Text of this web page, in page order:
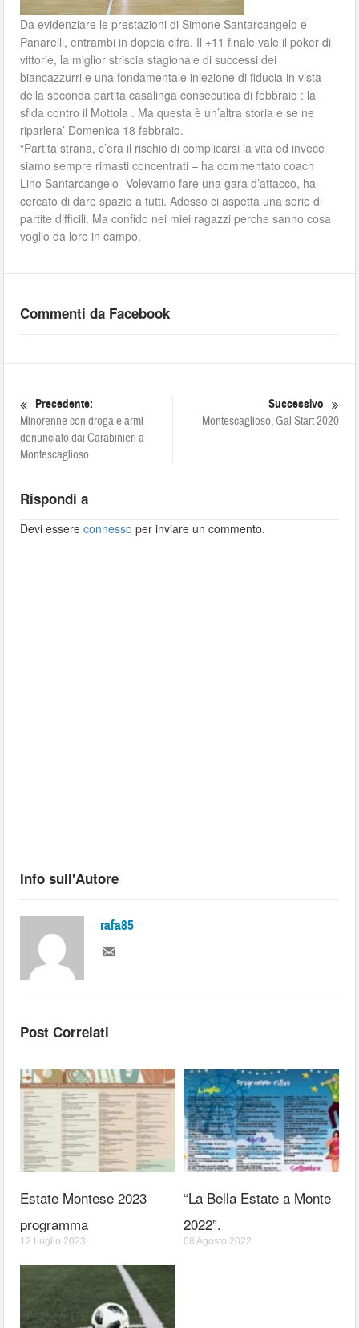
Da evidenziare le prestazioni di Simone Santarcangelo e
Panarelli, entrambi in doppia cifra. Il +11 finale vale il poker di
vittorie, la miglior striscia stagionale di successi dei
biancazzurri e una fondamentale iniezione di fiducia in vista
della seconda partita casalinga consecutica di febbraio : la
sfida contro il Mottola . Ma questa è un’altra storia e se ne
riparlera’ Domenica 18 febbraio.
“Partita strana, c’era il rischio di complicarsi la vita ed invece
siamo sempre rimasti concentrati – ha commentato coach
Lino Santarcangelo- Volevamo fare una gara d’attacco, ha
cercato di dare spazio a tutti. Adesso ci aspetta una serie di
partite difficili. Ma confido nei miei ragazzi perche sanno cosa
voglio da loro in campo.
Commenti da Facebook
Precedente:
Minorenne con droga e armi
denunciato dai Carabinieri a
Montescaglioso
Successivo
Montescaglioso, Gal Start 2020
Rispondi a
Devi essereconnesso per inviare un commento.
Info sull'Autore
rafa85
Post Correlati
Estate Montese 2023
programma
12 Luglio 2023
“La Bella Estate a Monte
2022”.
08 Agosto 2022